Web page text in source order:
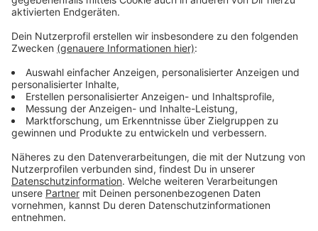
Eier mit dem Spinat und den Kräuter fein mixen.
Mehl, Eier, Mineralwasser, Muskat, Salz mit einem
Holzlöffel gut verrühren, und mit der Hand
schlagen bis der Teig Blasen wirft. Den Teig
zugedeckt bei Zimmertemperatur etwa 20
Minuten quellen lassen.
Reichlich Salzwasser in einem großen Topf
aufkochen lassen. Den Teig portionsweise mit
Hilfe eines Spätzlehobels oder Spätzlepresse in
das kochende Wasser drücken. Sobald die
Spätzle oben schwimmen, sind sie gar.
Die Spätzle mit einer Schaumkelle aus dem
Wasser heben und sofort in eine Schüssel mit